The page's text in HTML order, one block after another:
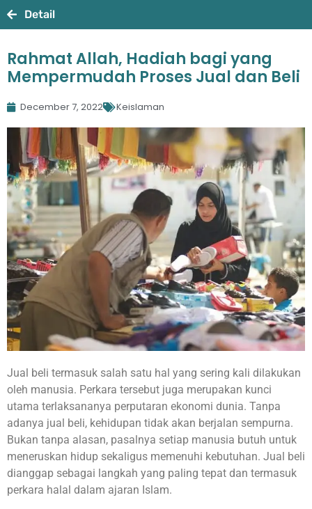
Detail
Rahmat Allah, Hadiah bagi yang
Mempermudah Proses Jual dan Beli
December 7, 2022 Keislaman
Jual beli termasuk salah satu hal yang sering kali dilakukan
oleh manusia. Perkara tersebut juga merupakan kunci
utama terlaksananya perputaran ekonomi dunia. Tanpa
adanya jual beli, kehidupan tidak akan berjalan sempurna.
Bukan tanpa alasan, pasalnya setiap manusia butuh untuk
meneruskan hidup sekaligus memenuhi kebutuhan. Jual beli
dianggap sebagai langkah yang paling tepat dan termasuk
perkara halal dalam ajaran Islam.